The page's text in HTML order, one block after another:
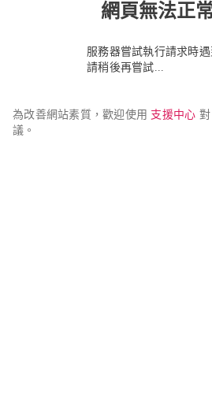
網頁無法正
服務器嘗試執行請求時
請稍後再嘗試...
為改善網站素質，歡迎使用 支援中心
議。